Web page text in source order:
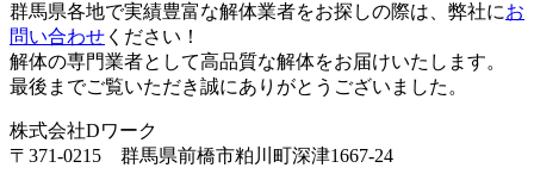
群馬県各地で実績豊富な解体業者をお探しの際は、弊社にお
問い合わせ ください！
解体の専門業者として高品質な解体をお届けいたします。
最後までご覧いただき誠にありがとうございました。
株式会社Dワーク
〒371-0215 群馬県前橋市粕川町深津1667-24